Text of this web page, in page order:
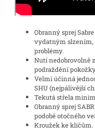
Obranný sprej
vydatným slzením,
problémy.
Nutí nedobrovolně
podraždění
Velmi účinná
SHU (nejpálivější
Tekutá střela
Obranný sprej
podobě otočného
Kroužek ke klíčům.